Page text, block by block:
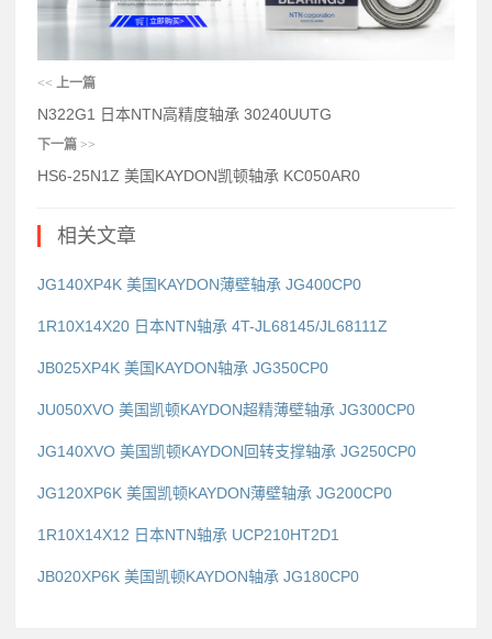
<< 上一篇
N322G1 日本NTN高精度轴承 30240UUTG
下一篇 >>
HS6-25N1Z 美国KAYDON凯顿轴承 KC050AR0
相关文章
JG140XP4K 美国KAYDON薄壁轴承 JG400CP0
1R10X14X20 日本NTN轴承 4T-JL68145/JL68111Z
JB025XP4K 美国KAYDON轴承 JG350CP0
JU050XVO 美国凯顿KAYDON超精薄壁轴承 JG300CP0
JG140XVO 美国凯顿KAYDON回转支撑轴承 JG250CP0
JG120XP6K 美国凯顿KAYDON薄壁轴承 JG200CP0
1R10X14X12 日本NTN轴承 UCP210HT2D1
JB020XP6K 美国凯顿KAYDON轴承 JG180CP0